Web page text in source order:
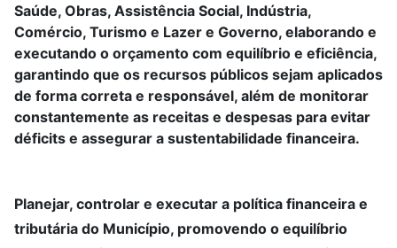
Saúde, Obras, Assistência Social, Indústria,
Comércio, Turismo e Lazer e Governo, elaborando e
executando o orçamento com equilíbrio e eficiência,
garantindo que os recursos públicos sejam aplicados
de forma correta e responsável, além de monitorar
constantemente as receitas e despesas para evitar
déficits e assegurar a sustentabilidade financeira.
Planejar, controlar e executar a política financeira e
tributária do Município, promovendo o equilíbrio